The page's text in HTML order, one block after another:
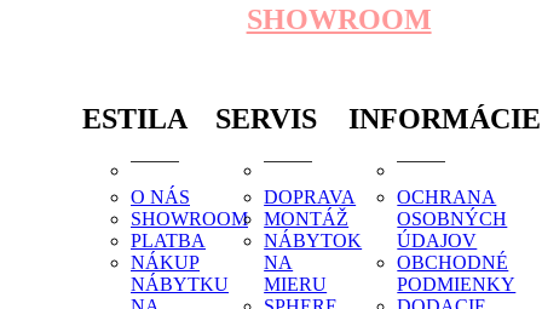
SHOWROOM
ESTILA
O NÁS
SHOWROOM
PLATBA
NÁKUP
NÁBYTKU
SERVIS
DOPRAVA
MONTÁŽ
NÁBYTOK
NA
MIERU
INFORMÁCIE
OCHRANA
OSOBNÝCH
ÚDAJOV
OBCHODNÉ
PODMIENKY